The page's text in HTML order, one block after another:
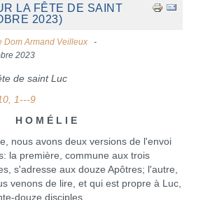
LA FÊTE DE SAINT
2023)
Dom Armand Veilleux
2023
de saint Luc
1---9
H O M É L I E
avons deux versions de l'envoi
la première, commune aux trois
s'adresse aux douze Apôtres; l'autre,
venons de lire, et qui est propre à Luc,
douze disciples.